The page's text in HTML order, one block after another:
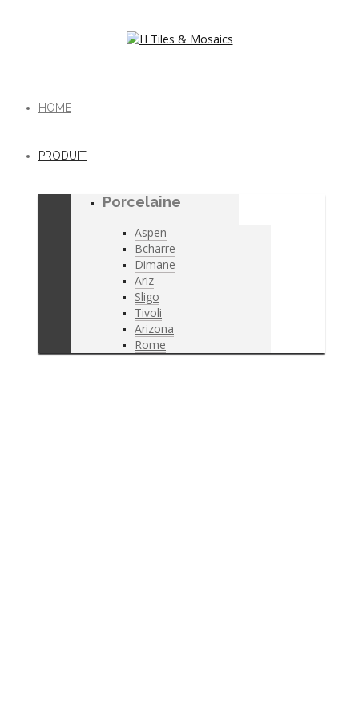
HOME
PRODUIT
Porcelaine
Aspen
Bcharre
Dimane
Ariz
Sligo
Tivoli
Arizona
Rome